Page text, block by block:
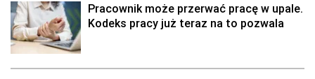
Pracownik może przerwać pracę w upale.
Kodeks pracy już teraz na to pozwala